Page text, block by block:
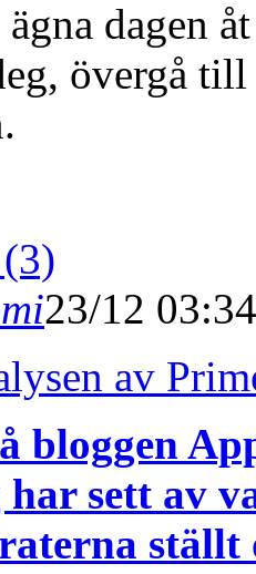
ägna dagen
övergå
23/12 03:34
av
bloggen
har sett av